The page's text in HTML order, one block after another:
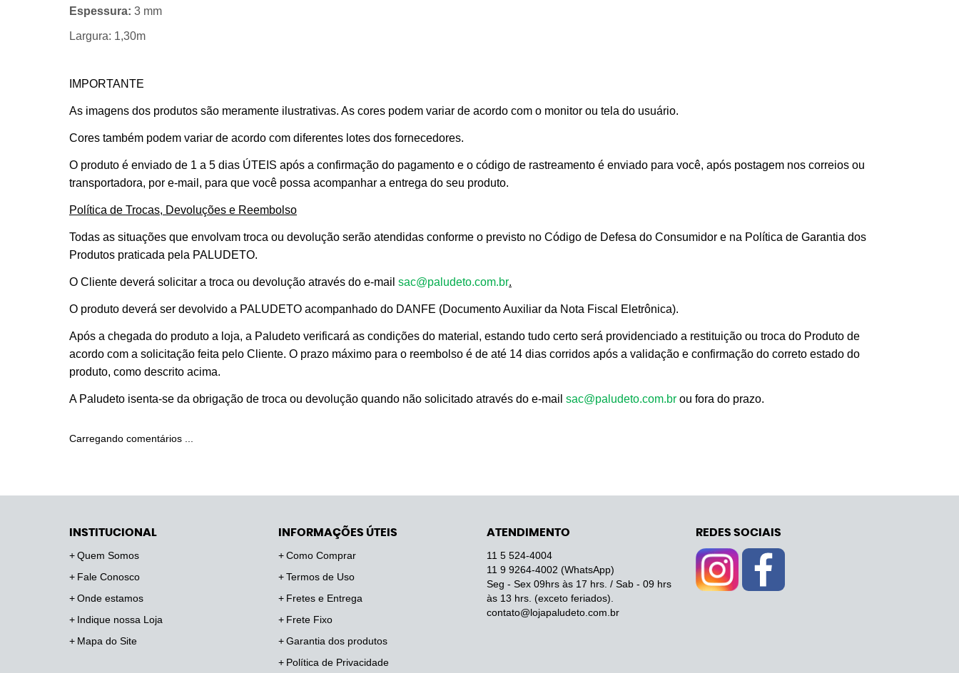
Espessura: 3 mm
Largura: 1,30m
IMPORTANTE
As imagens dos produtos são meramente ilustrativas. As cores podem variar de acordo com o monitor ou tela do usuário.
Cores também podem variar de acordo com diferentes lotes dos fornecedores.
O produto é enviado de 1 a 5 dias ÚTEIS após a confirmação do pagamento e o código de rastreamento é enviado para você, após postagem nos correios ou
transportadora, por e-mail, para que você possa acompanhar a entrega do seu produto.
Política de Trocas, Devoluções e Reembolso
Todas as situações que envolvam troca ou devolução serão atendidas conforme o previsto no Código de Defesa do Consumidor e na Política de Garantia dos
Produtos praticada pela PALUDETO.
O Cliente deverá solicitar a troca ou devolução através do e-mail sac@paludeto.com.br.
O produto deverá ser devolvido a PALUDETO acompanhado do DANFE (Documento Auxiliar da Nota Fiscal Eletrônica).
Após a chegada do produto a loja, a Paludeto verificará as condições do material, estando tudo certo será providenciado a restituição ou troca do Produto de
acordo com a solicitação feita pelo Cliente. O prazo máximo para o reembolso é de até 14 dias corridos após a validação e confirmação do correto estado do
produto, como descrito acima.
A Paludeto isenta-se da obrigação de troca ou devolução quando não solicitado através do e-mail sac@paludeto.com.br ou fora do prazo.
Carregando comentários ...
INSTITUCIONAL
Quem Somos
Fale Conosco
Onde estamos
Indique nossa Loja
Mapa do Site
INFORMAÇÕES ÚTEIS
Como Comprar
Termos de Uso
Fretes e Entrega
Frete Fixo
Garantia dos produtos
Política de Privacidade
ATENDIMENTO
11 5 524-4004
11 9 9264-4002 (WhatsApp)
Seg - Sex 09hrs às 17 hrs. / Sab - 09 hrs
às 13 hrs. (exceto feriados).
contato@lojapaludeto.com.br
REDES SOCIAIS